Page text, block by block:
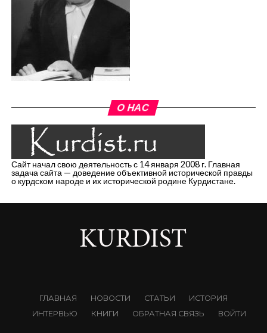
О НАС
Сайт начал свою деятельность с 14 января 2008 г. Главная
задача сайта — доведение объективной исторической правды
о курдском народе и их исторической родине Курдистане.
ГЛАВНАЯ НОВОСТИ СТАТЬИ
ИСТОРИЯ
ИНТЕРВЬЮ
КНИГИ ОБРАТНАЯ СВЯЗЬ ВОЙТИ